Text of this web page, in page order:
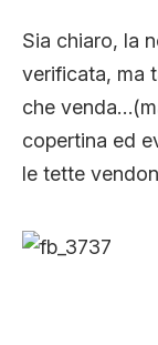
Sia chiaro, la
verificata, ma
che
copertina ed
le tette